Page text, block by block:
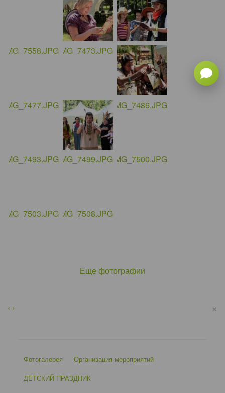
Еще фотографии
‹ › ×
Фотогалерея
Организация мероприятий
ДЕТСКИЙ ПРАЗДНИК